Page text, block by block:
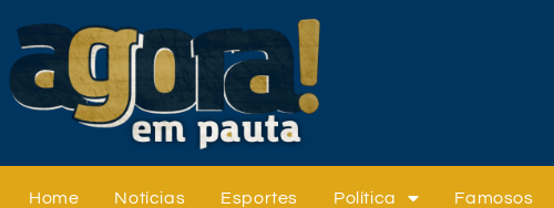
Home Notícias Esportes Política Famosos